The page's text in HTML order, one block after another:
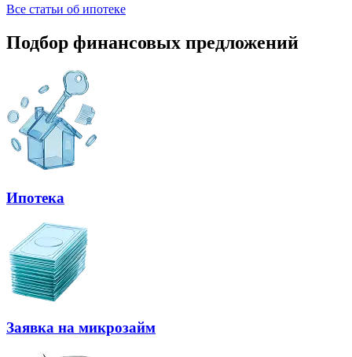
Все статьи об ипотеке
Подбор финансовых предложений
Ипотека
Заявка на микрозайм